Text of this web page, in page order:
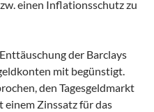
einen Inflationsschutz zu
der Barclays
mit begünstigt.
den Tagesgeldmarkt
Zinssatz für das